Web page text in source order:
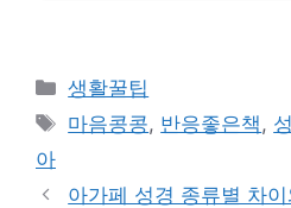
카
테
생활꿀팁
태
마음콩콩, 반응좋은책,
아
아가페 성경 종류별 차